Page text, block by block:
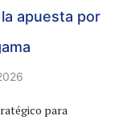
apuesta por
para